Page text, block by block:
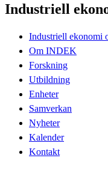
Industriell
Industriell ekonomi
Om INDEK
Forskning
Utbildning
Enheter
Samverkan
Nyheter
Kalender
Kontakt